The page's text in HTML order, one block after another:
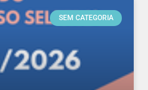
SEM CATEGORIA